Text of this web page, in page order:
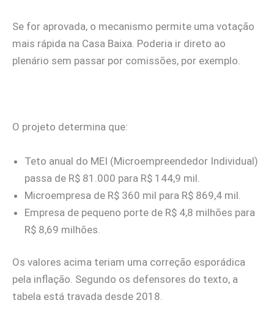
Se for aprovada, o mecanismo permite uma votação
mais rápida na Casa Baixa. Poderia ir direto ao
plenário sem passar por comissões, por exemplo.
O projeto determina que:
Teto anual do MEI (Microempreendedor Individual)
passa de R$ 81.000 para R$ 144,9 mil.
Microempresa de R$ 360 mil para R$ 869,4 mil.
Empresa de pequeno porte de R$ 4,8 milhões para
R$ 8,69 milhões.
Os valores acima teriam uma correção esporádica
pela inflação. Segundo os defensores do texto, a
tabela está travada desde 2018.